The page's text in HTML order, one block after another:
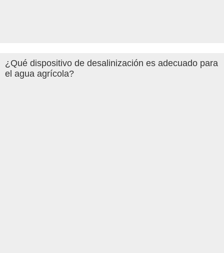
¿Qué dispositivo de desalinización es adecuado para
el agua agrícola?